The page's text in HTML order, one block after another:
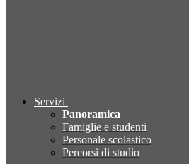
Servizi
Panoramica
Famiglie e studenti
Personale scolastico
Percorsi di studio